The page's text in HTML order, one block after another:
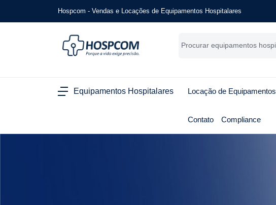
Hospcom - Vendas e Locações de Equipamentos Hospitalares
Equipamentos Hospitalares Locação de Equipamentos
Contato Compliance